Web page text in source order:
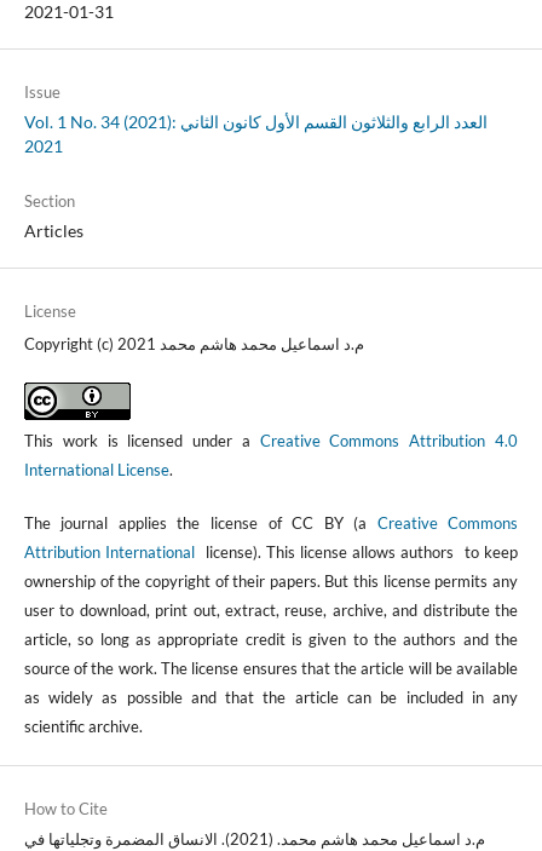
2021-01-31
Issue
Vol. 1 No. 34 (2021): العدد الرابع والثلاثون القسم الأول كانون الثاني
2021
Section
Articles
License
Copyright (c) 2021 م.د اسماعيل محمد هاشم محمد
This work is licensed under a Creative Commons Attribution 4.0
International License.
The journal applies the license of CC BY (a Creative Commons
Attribution International
license). This license allows authors to keep
ownership of the copyright of their papers. But this license permits any
user to download, print out, extract, reuse, archive, and distribute the
article, so long as appropriate credit is given to the authors and the
source of the work. The license ensures that the article will be available
as widely as possible and that the article can be included in any
scientific archive.
How to Cite
م.د اسماعيل محمد هاشم محمد. (2021). الانساق المضمرة وتجلياتها في